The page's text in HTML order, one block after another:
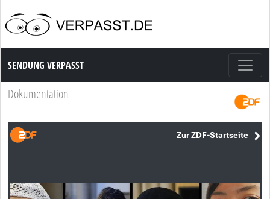
Sendung Verpasst
SENDUNG VERPASST
Dokumentation